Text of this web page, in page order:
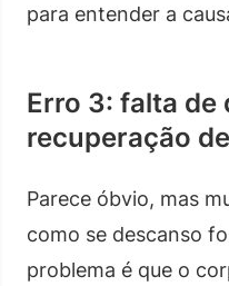
para entender a
Erro 3: falta de
recuperação
Parece óbvio, mas
como se descanso
problema é que o